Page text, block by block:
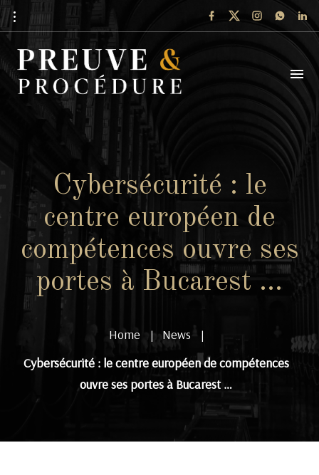
Cybersécurité : le
centre européen de
compétences ouvre ses
portes à Bucarest …
Home |News |
Cybersécurité : le centre européen de compétences
ouvre ses portes à Bucarest …